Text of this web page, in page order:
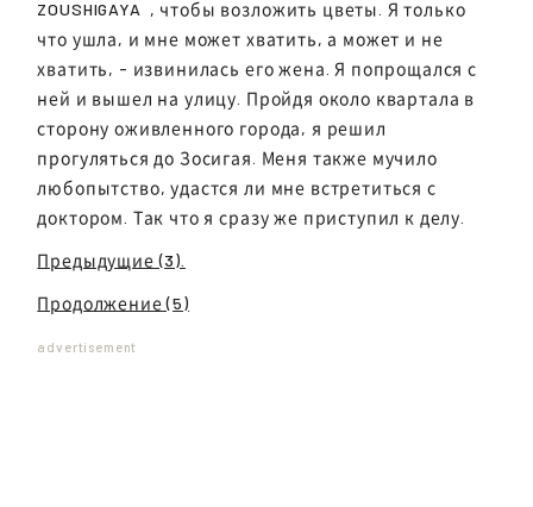
ZOUSHIGAYA , чтобы возложить цветы. Я только
что ушла, и мне может хватить, а может и не
хватить, - извинилась его жена. Я попрощался с
ней и вышел на улицу. Пройдя около квартала в
сторону оживленного города, я решил
прогуляться до Зосигая. Меня также мучило
любопытство, удастся ли мне встретиться с
доктором. Так что я сразу же приступил к делу.
Предыдущие (3).
Продолжение (5)
advertisement